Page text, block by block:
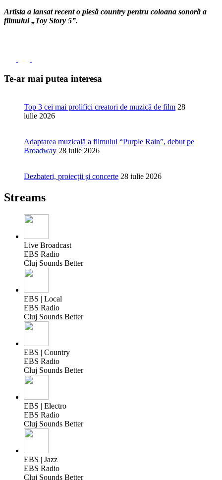
Artista a lansat recent o piesă country pentru coloana sonoră a
filmului „Toy Story 5”.
Te-ar mai putea interesa
Top 3 cei mai prolifici creatori de muzică de film 28
iulie 2026
Adaptarea muzicală a filmului “Purple Rain”, debut pe
Broadway 28 iulie 2026
Dezbateri, proiecţii şi concerte 28 iulie 2026
Streams
Live Broadcast
EBS Radio
Cluj Sounds Better
EBS | Local
EBS Radio
Cluj Sounds Better
EBS | Country
EBS Radio
Cluj Sounds Better
EBS | Electro
EBS Radio
Cluj Sounds Better
EBS | Jazz
EBS Radio
Cluj Sounds Better